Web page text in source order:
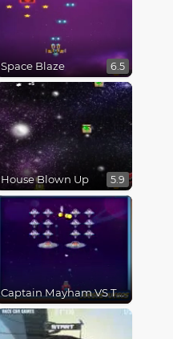
Space Blaze 6.5
House Blown Up 5.9
Captain Mayham VS The Bunny Invaders